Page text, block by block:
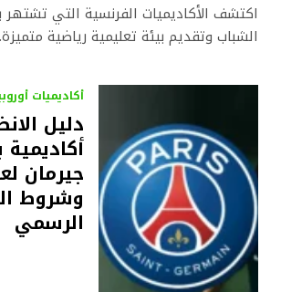
اكتشف الأكاديميات الفرنسية التي تشتهر
الشباب وتقديم بيئة تعليمية رياضية متميزة.
أكاديميات
دليل
وشروط
الرسمي